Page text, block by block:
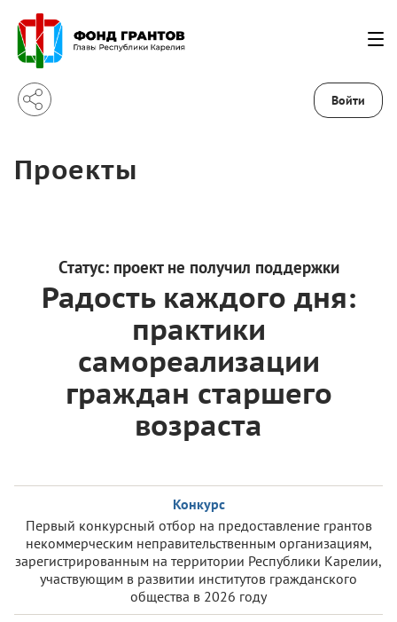
Войти
Проекты
Статус: проект не получил поддержки
Радость каждого дня:
практики
самореализации
граждан старшего
возраста
Конкурс
Первый конкурсный отбор на предоставление грантов
некоммерческим неправительственным организациям,
зарегистрированным на территории Республики Карелии,
участвующим в развитии институтов гражданского
общества в 2026 году